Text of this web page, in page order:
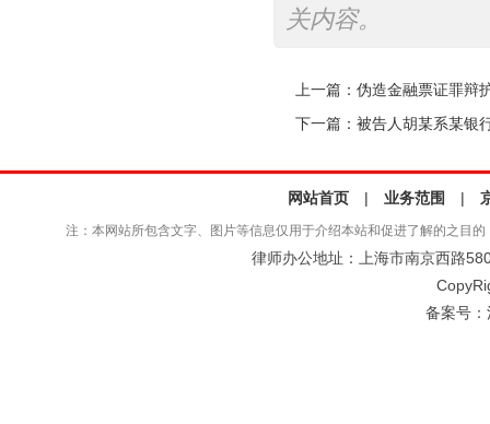
关内容。
上一篇： 伪造金融票证罪辩
下一篇： 被告人胡某系某银
网站首页 | 业务范围 |
注：本网站所包含文字、图片等信息仅用于介绍本站和促进了解的之目
律师办公地址：上海市南京西路
备案号：